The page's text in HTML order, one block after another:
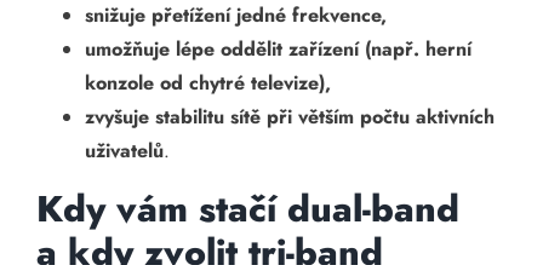
snižuje přetížení jedné frekvence,
umožňuje lépe oddělit zařízení (např. herní
konzole od chytré televize),
zvyšuje stabilitu sítě při větším počtu aktivních
uživatelů.
Kdy vám stačí dual-band
a kdy zvolit tri-band